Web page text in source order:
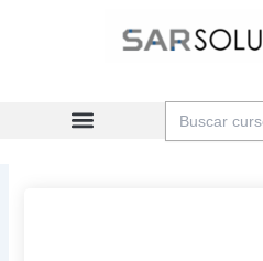
Buscar: